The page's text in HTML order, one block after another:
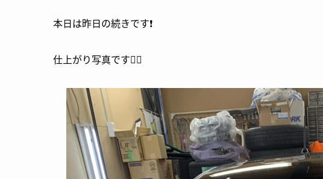
本日は昨日の続きです❗️
仕上がり写真です🙆‍♂️